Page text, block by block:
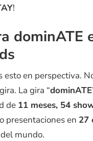
!
dominATE
esto en perspectiva.
La gira “dominATE
de 11 meses, 54
presentaciones en 27
mundo.